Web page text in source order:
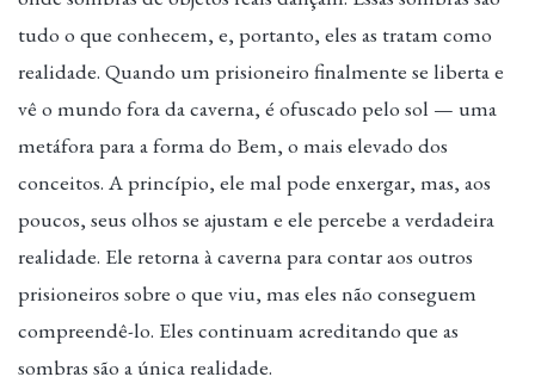
tudo o que conhecem, e, portanto, eles as tratam como
realidade. Quando um prisioneiro finalmente se liberta e
vê o mundo fora da caverna, é ofuscado pelo sol — uma
metáfora para a forma do Bem, o mais elevado dos
conceitos. A princípio, ele mal pode enxergar, mas, aos
poucos, seus olhos se ajustam e ele percebe a verdadeira
realidade. Ele retorna à caverna para contar aos outros
prisioneiros sobre o que viu, mas eles não conseguem
compreendê-lo. Eles continuam acreditando que as
sombras são a única realidade.